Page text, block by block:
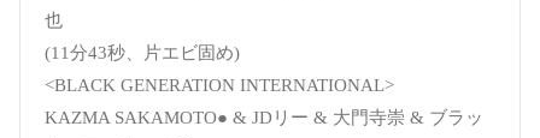
也
(11分43秒、片エビ固め)
<BLACK GENERATION INTERNATIONAL>
KAZMA SAKAMOTO● & JDリー & 大門寺崇 & ブラッ